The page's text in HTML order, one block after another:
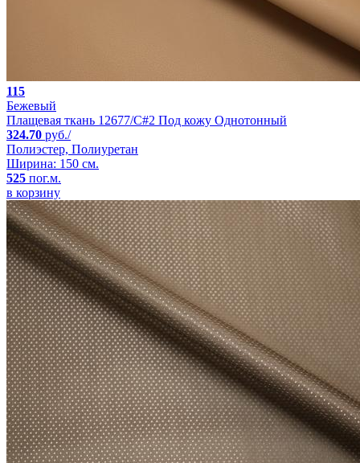
115
Бежевый
Плащевая ткань 12677/C#2 Под кожу Однотонный
324.70 руб./
Полиэстер, Полиуретан
Ширина: 150 см.
525 пог.м.
в корзину